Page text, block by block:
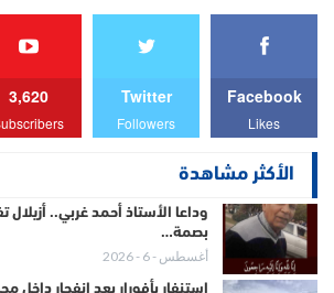
Facebook
Likes
Twitter
Followers
3,620
الأكثر مشاهدة
وداعا الأستاذ أحمد غربي.. أزيلال
بصمة…
أغسطس - 6 - 2026